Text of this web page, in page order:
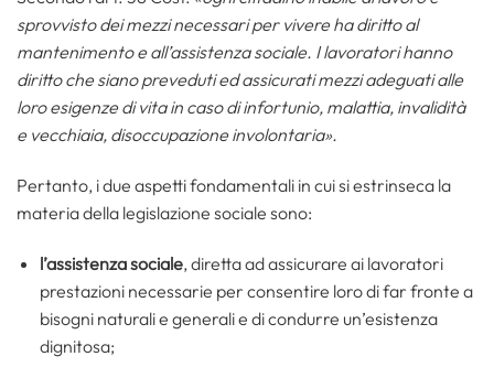
sprovvisto dei mezzi necessari per vivere ha diritto al
mantenimento e all’assistenza sociale. I lavoratori hanno
diritto che siano preveduti ed assicurati mezzi adeguati alle
loro esigenze di vita in caso di infortunio, malattia, invalidità
e vecchiaia, disoccupazione involontaria».
Pertanto, i due aspetti fondamentali in cui si estrinseca la
materia della legislazione sociale sono:
l’assistenza sociale, diretta ad assicurare ai lavoratori
prestazioni necessarie per consentire loro di far fronte a
bisogni naturali e generali e di condurre un’esistenza
dignitosa;